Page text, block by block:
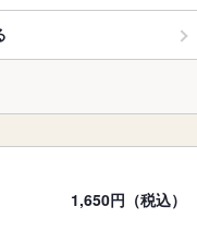
1,650円（税込）